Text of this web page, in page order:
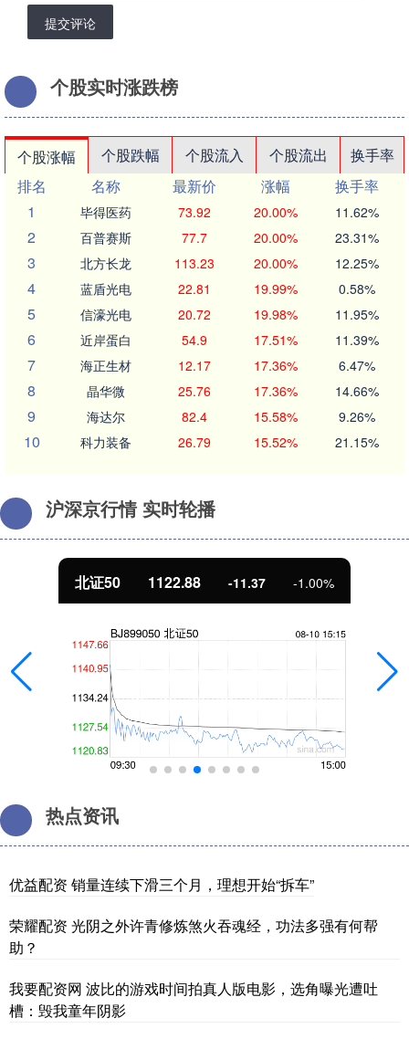
提交评论
个股实时涨跌榜
个股涨幅 个股跌幅 个股流入 个股流出
换手率
排名
名称 最新价 涨幅
换手率
1
毕得医药 73.92 20.00% 11.62%
2 百普赛斯 77.7 20.00% 23.31%
3 北方长龙 113.23 20.00% 12.25%
4 蓝盾光电 22.81 19.99% 0.58%
5 信濠光电 20.72 19.98% 11.95%
6 近岸蛋白 54.9 17.51% 11.39%
7 海正生材 12.17 17.36% 6.47%
8 晶华微 25.76 17.36% 14.66%
9 海达尔 82.4 15.58% 9.26%
10 科力装备 26.79 15.52% 21.15%
沪深京行情 实时轮播
北证50 1122.88 -11.37 -1.00%
热点资讯
优益配资 销量连续下滑三个月，理想开始“拆车”
荣耀配资 光阴之外许青修炼煞火吞魂经，功法多强有何帮
助？
我要配资网 波比的游戏时间拍真人版电影，选角曝光遭吐
槽：毁我童年阴影